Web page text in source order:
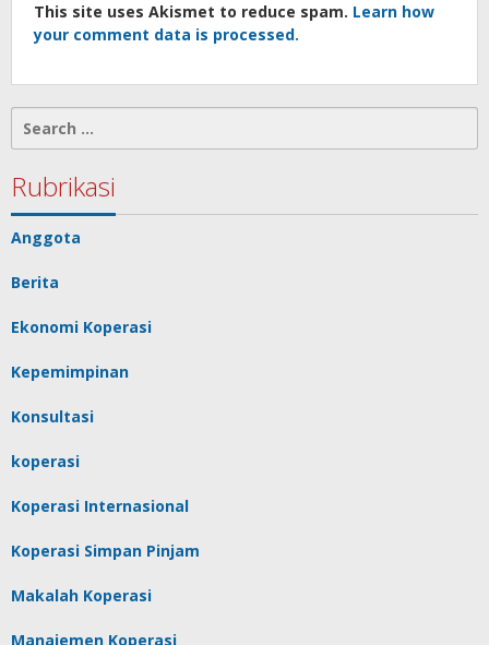
This site uses Akismet to reduce spam. Learn how
your comment data is processed.
for:
Rubrikasi
Anggota
Berita
Ekonomi Koperasi
Kepemimpinan
Konsultasi
koperasi
Koperasi Internasional
Koperasi Simpan Pinjam
Makalah Koperasi
Manajemen Koperasi